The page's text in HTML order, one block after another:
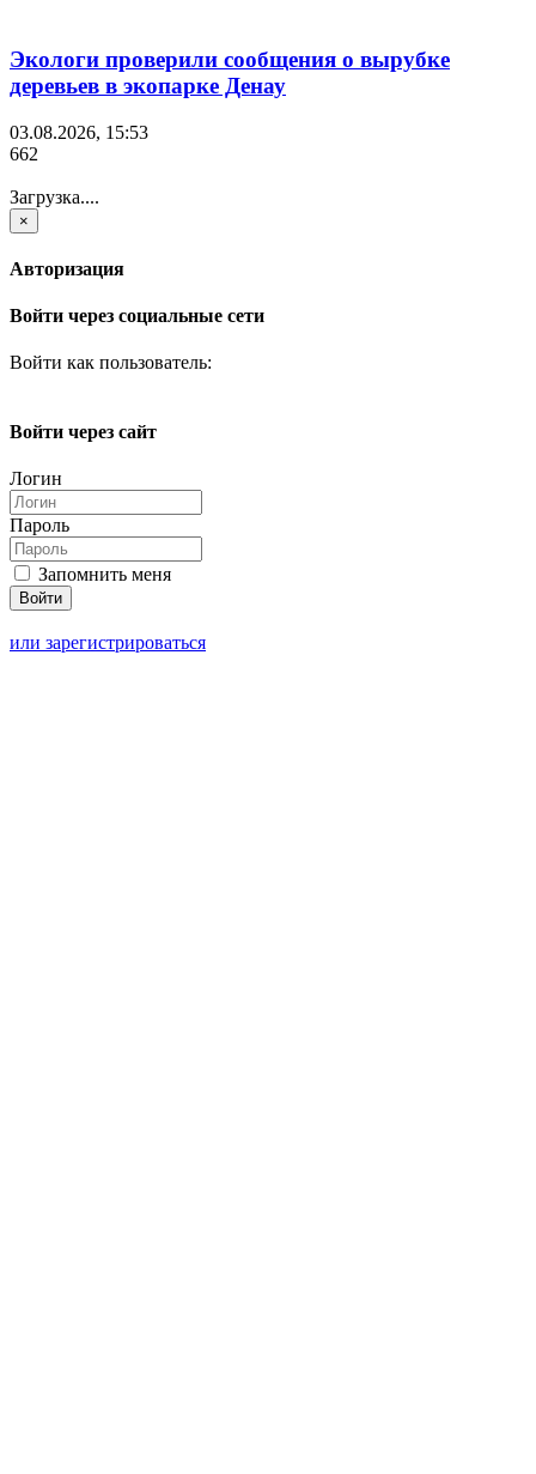
Экологи проверили сообщения о вырубке
деревьев в экопарке Денау
03.08.2026, 15:53
662
Загрузка....
×
Авторизация
Войти через социальные сети
Войти как пользователь:
Войти через сайт
Логин
Пароль
Запомнить меня
или зарегистрироваться